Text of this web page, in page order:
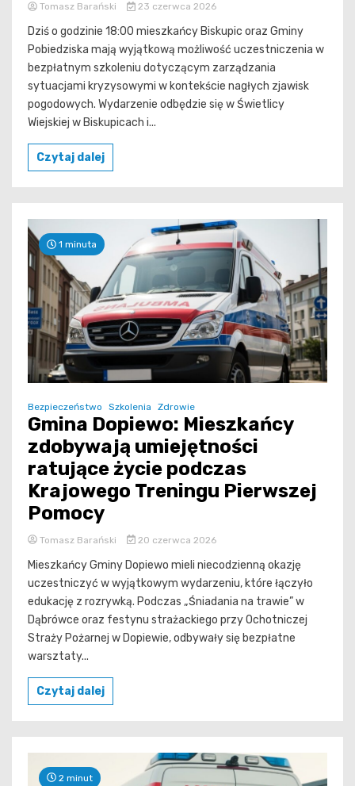
Tomasz Barański 23 czerwca 2026
Dziś o godzinie 18:00 mieszkańcy Biskupic oraz Gminy
Pobiedziska mają wyjątkową możliwość uczestniczenia w
bezpłatnym szkoleniu dotyczącym zarządzania
sytuacjami kryzysowymi w kontekście nagłych zjawisk
pogodowych. Wydarzenie odbędzie się w Świetlicy
Wiejskiej w Biskupicach i...
Czytaj dalej
1 minuta
Bezpieczeństwo Szkolenia Zdrowie
Gmina Dopiewo: Mieszkańcy
zdobywają umiejętności
ratujące życie podczas
Krajowego Treningu Pierwszej
Pomocy
Tomasz Barański 20 czerwca 2026
Mieszkańcy Gminy Dopiewo mieli niecodzienną okazję
uczestniczyć w wyjątkowym wydarzeniu, które łączyło
edukację z rozrywką. Podczas „Śniadania na trawie” w
Dąbrówce oraz festynu strażackiego przy Ochotniczej
Straży Pożarnej w Dopiewie, odbywały się bezpłatne
warsztaty...
Czytaj dalej
2 minut